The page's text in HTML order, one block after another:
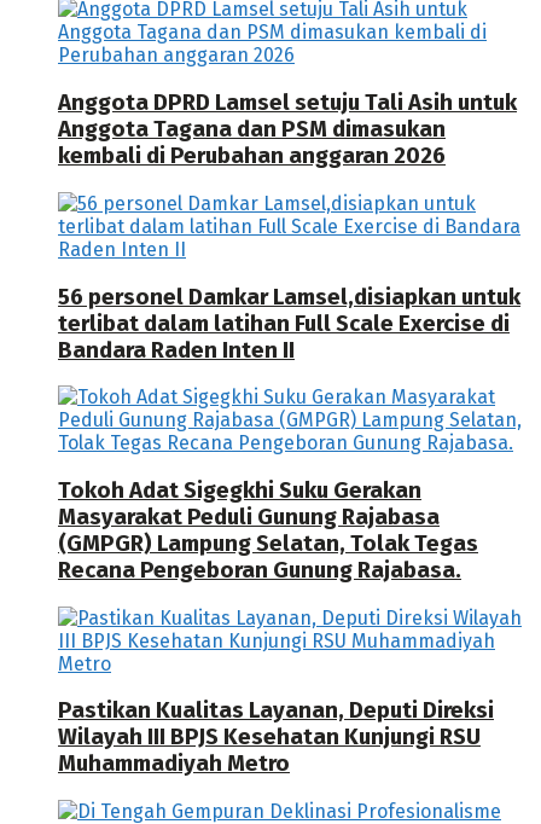
Anggota DPRD Lamsel setuju Tali Asih untuk
Anggota Tagana dan PSM dimasukan
kembali di Perubahan anggaran 2026
56 personel Damkar Lamsel,disiapkan untuk
terlibat dalam latihan Full Scale Exercise di
Bandara Raden Inten II
Tokoh Adat Sigegkhi Suku Gerakan
Masyarakat Peduli Gunung Rajabasa
(GMPGR) Lampung Selatan, Tolak Tegas
Recana Pengeboran Gunung Rajabasa.
Pastikan Kualitas Layanan, Deputi Direksi
Wilayah III BPJS Kesehatan Kunjungi RSU
Muhammadiyah Metro